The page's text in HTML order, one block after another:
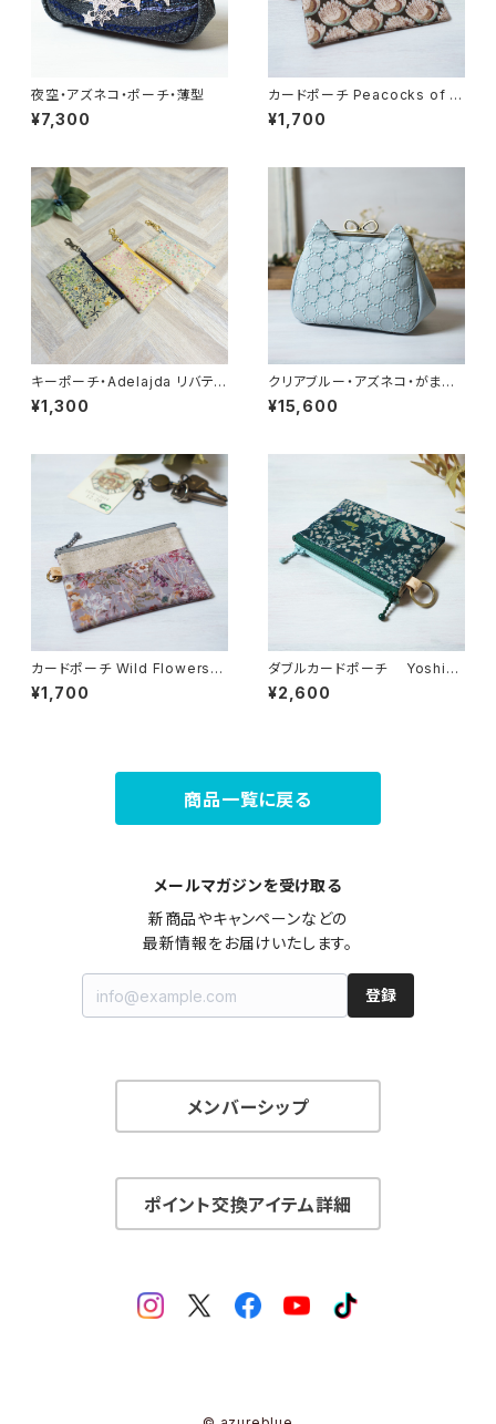
夜空・アズネコ・ポーチ・薄型
¥7,300
カードポーチ Peacocks of G
rantham Hall（ピーコックス・オ
ブ・グランサムホール） チョコミ
¥1,700
キーポーチ・Adelajda リバティ
ラミネート生地
¥1,300
クリアブルー・アズネコ・がま口
ショルダーバッグ
¥15,600
カードポーチ Wild Flowers
（ワイルド・フラワーズ）グレー
リバティラミネート生地
¥1,700
ダブルカードポーチ Yoshie
（ヨシエ） リバティラミネート生
地
¥2,600
商品一覧に戻る
メールマガジンを受け取る
新商品やキャンペーンなどの
最新情報をお届けいたします。
登録
メンバーシップ
ポイント交換アイテム詳細